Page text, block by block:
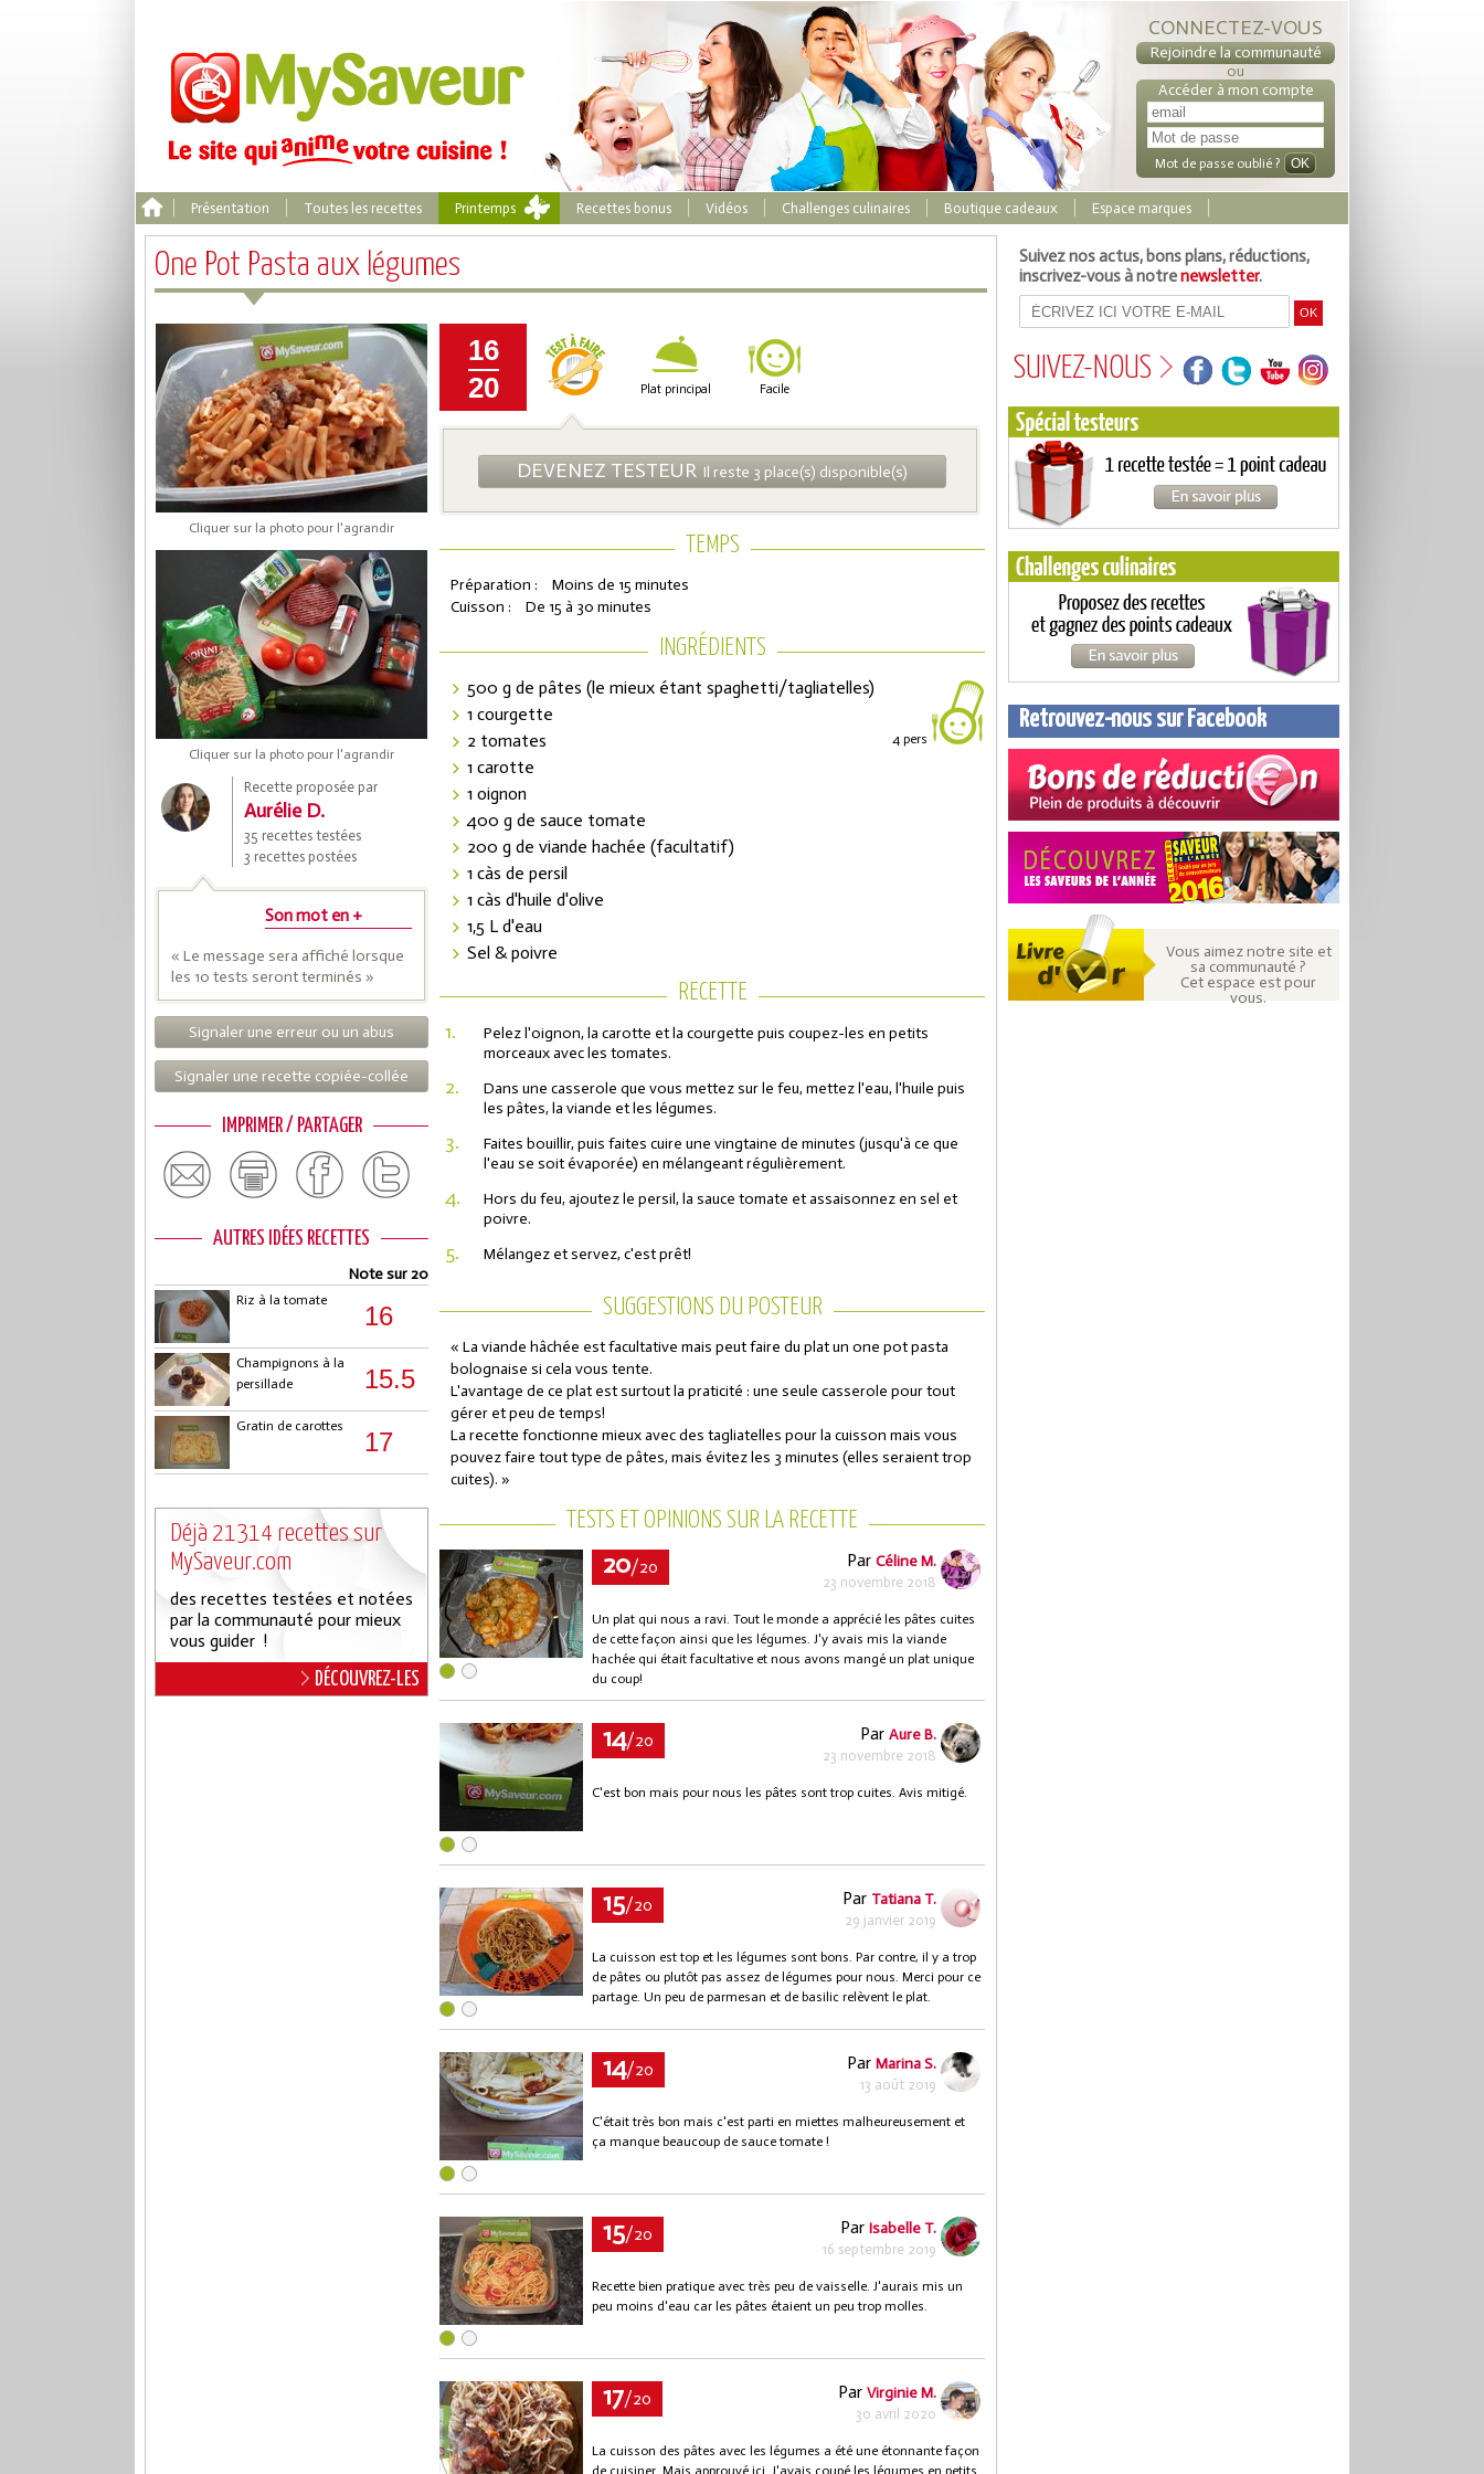
CONNECTEZ-VOUS
Rejoindre la communauté
ou
Accéder à mon compte
Mot de passe oublié ?
Présentation Toutes les recettes Printemps Recettes bonus Vidéos Challenges culinaires Boutique cadeaux Espace marques
One Pot Pasta aux légumes
Cliquer sur la photo pour l'agrandir
Cliquer sur la photo pour l'agrandir
Recette proposée par
Aurélie D.
35 recettes testées
3 recettes postées
Son mot en +
« Le message sera affiché lorsque
les 10 tests seront terminés »
Signaler une erreur ou un abus
Signaler une recette copiée-collée
IMPRIMER / PARTAGER
AUTRES IDÉES RECETTES
Note sur 20
Riz à la tomate
16
Champignons à la
persillade
15.5
Gratin de carottes
17
Déjà 21314 recettes sur
MySaveur.com
des recettes testées et notées
par la communauté pour mieux
vous guider !
DÉCOUVREZ-LES
16
20
Plat principal Facile
DEVENEZ TESTEUR Il reste 3 place(s) disponible(s)
TEMPS
Préparation :
Moins de 15 minutes
Cuisson :
De 15 à 30 minutes
INGRÉDIENTS
4 pers
500 g de pâtes (le mieux étant spaghetti/tagliatelles)
1 courgette
2 tomates
1 carotte
1 oignon
400 g de sauce tomate
200 g de viande hachée (facultatif)
1 càs de persil
1 càs d'huile d'olive
1,5 L d'eau
Sel & poivre
RECETTE
1.
Pelez l'oignon, la carotte et la courgette puis coupez-les en petits
morceaux avec les tomates.
2.
Dans une casserole que vous mettez sur le feu, mettez l'eau, l'huile puis
les pâtes, la viande et les légumes.
3.
Faites bouillir, puis faites cuire une vingtaine de minutes (jusqu'à ce que
l'eau se soit évaporée) en mélangeant régulièrement.
4.
Hors du feu, ajoutez le persil, la sauce tomate et assaisonnez en sel et
poivre.
5. Mélangez et servez, c'est prêt!
SUGGESTIONS DU POSTEUR
« La viande hâchée est facultative mais peut faire du plat un one pot pasta
bolognaise si cela vous tente.
L'avantage de ce plat est surtout la praticité : une seule casserole pour tout
gérer et peu de temps!
La recette fonctionne mieux avec des tagliatelles pour la cuisson mais vous
pouvez faire tout type de pâtes, mais évitez les 3 minutes (elles seraient trop
cuites). »
TESTS ET OPINIONS SUR LA RECETTE
20/20 Par Céline M.
23 novembre 2018
Un plat qui nous a ravi. Tout le monde a apprécié les pâtes cuites
de cette façon ainsi que les légumes. J'y avais mis la viande
hachée qui était facultative et nous avons mangé un plat unique
du coup!
14/20 Par Aure B.
23 novembre 2018
C'est bon mais pour nous les pâtes sont trop cuites. Avis mitigé.
15/20 Par Tatiana T.
29 janvier 2019
La cuisson est top et les légumes sont bons. Par contre, il y a trop
de pâtes ou plutôt pas assez de légumes pour nous. Merci pour ce
partage. Un peu de parmesan et de basilic relèvent le plat.
14/20 Par Marina S.
13 août 2019
C'était très bon mais c'est parti en miettes malheureusement et
ça manque beaucoup de sauce tomate !
15/20 Par Isabelle T.
16 septembre 2019
Recette bien pratique avec très peu de vaisselle. J'aurais mis un
peu moins d'eau car les pâtes étaient un peu trop molles.
17/20 Par Virginie M.
30 avril 2020
La cuisson des pâtes avec les légumes a été une étonnante façon
de cuisiner. Mais approuvé ici. J'avais coupé les légumes en petits
Suivez nos actus, bons plans, réductions,
inscrivez-vous à notrenewsletter.
SUIVEZ-NOUS
Retrouvez-nous sur Facebook
Coupons de réduction
Saveurs de l'Année
Vous aimez notre site et
sa communauté ?
Cet espace est pour
vous.